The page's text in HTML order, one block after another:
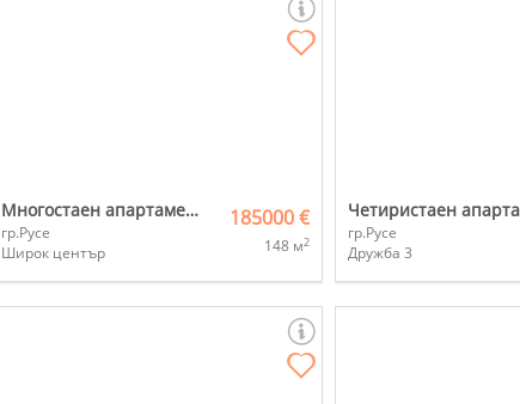
Многостаен апартамент
гр.Русе
Широк център
185000 €
148 м2
гр.Русе
Дружба 3